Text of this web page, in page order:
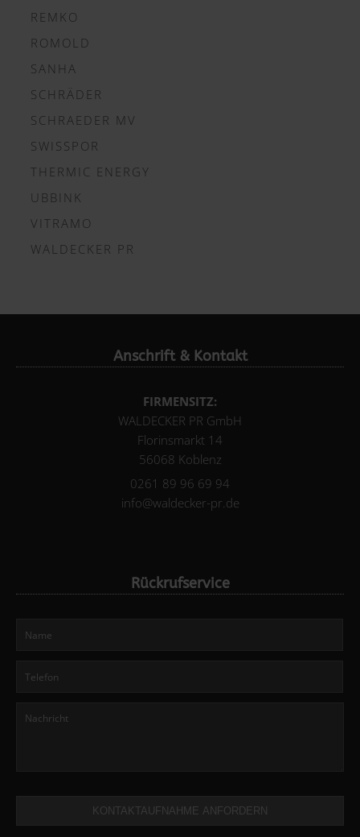
REMKO
ROMOLD
SANHA
SCHRÄDER
SCHRAEDER MV
SWISSPOR
THERMIC ENERGY
UBBINK
VITRAMO
WALDECKER PR
Anschrift & Kontakt
FIRMENSITZ:
WALDECKER PR GmbH
Florinsmarkt 14
56068 Koblenz
0261 89 96 69 94
info@waldecker-pr.de
Rückrufservice
KONTAKTAUFNAHME ANFORDERN